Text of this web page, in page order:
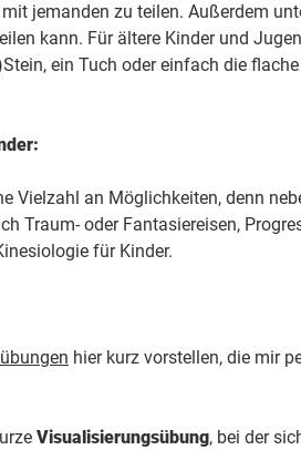
jemanden zu teilen. Außerdem
kann. Für ältere Kinder und
ein Tuch oder einfach die
Vielzahl an Möglichkeiten, denn
Traum- oder Fantasiereisen,
für Kinder.
hier kurz vorstellen, die mir
Visualisierungsübung, bei der